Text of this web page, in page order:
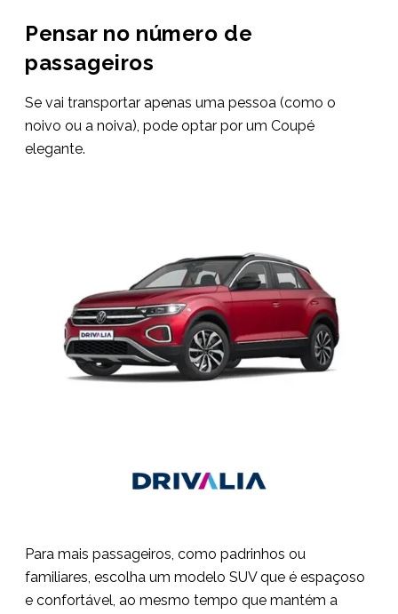
Pensar no número de
passageiros
Se vai transportar apenas uma pessoa (como o
noivo ou a noiva), pode optar por um Coupé
elegante.
Para mais passageiros, como padrinhos ou
familiares, escolha um modelo SUV que é espaçoso
e confortável, ao mesmo tempo que mantém a